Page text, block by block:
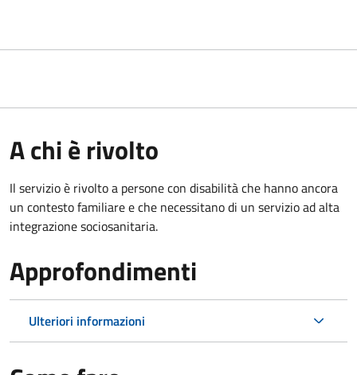
A chi è rivolto
Il servizio è rivolto a persone con disabilità che hanno ancora
un contesto familiare e che necessitano di un servizio ad alta
integrazione sociosanitaria.
Approfondimenti
Ulteriori informazioni